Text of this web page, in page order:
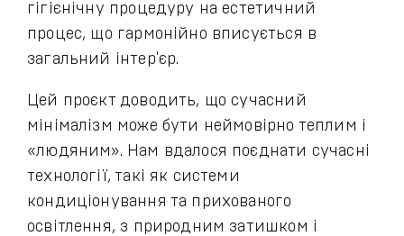
гігієнічну процедуру на естетичний
процес, що гармонійно вписується в
загальний інтер'єр.
Цей проєкт доводить, що сучасний
мінімалізм може бути неймовірно теплим і
«людяним». Нам вдалося поєднати сучасні
технології, такі як системи
кондиціонування та прихованого
освітлення, з природним затишком і